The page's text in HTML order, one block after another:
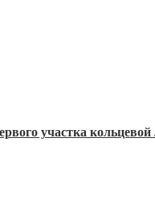
участка